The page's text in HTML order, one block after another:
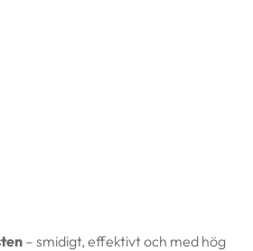
– smidigt, effektivt och med hög